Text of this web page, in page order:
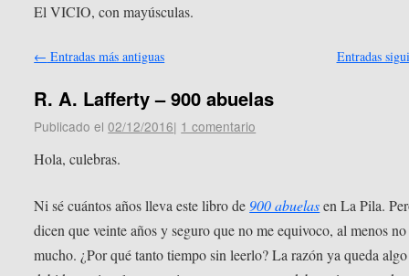
El VICIO, con mayúsculas.
← Entradas más antiguas Entradas
R. A. Lafferty – 900 abuelas
Publicado el 02/12/2016| 1 comentario
Hola, culebras.
Ni sé cuántos años lleva este libro de 900 abuelasen La Pila.
dicen que veinte años y seguro que no me equivoco, al menos no
mucho. ¿Por qué tanto tiempo sin leerlo? La razón ya queda